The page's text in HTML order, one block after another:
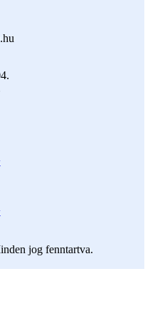
jog fenntartva.